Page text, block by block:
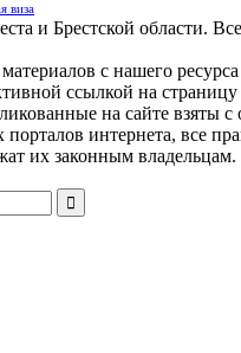
виза
и Брестской области.
с нашего ресурса
ссылкой на страницу
на сайте взяты
интернета, все
их законным владельцам.